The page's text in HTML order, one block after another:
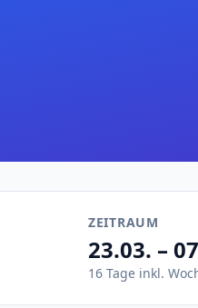
ZEITRAUM
23.03. –
16 Tage inkl.